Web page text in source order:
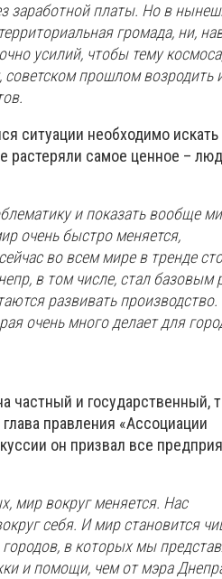
заработной платы. Но в
громада, ни,
усилий, чтобы тему
прошлом возродить
ситуации необходимо
растеряли самое ценное –
и показать вообще
очень быстро меняется,
во всем мире в тренде
в том числе, стал базовым
развивать производство.
очень много делает для
и государственный,
правления «Ассоциации
он призвал все
мир вокруг меняется. Нас
себя. И мир становится
в которых мы
и помощи, чем от мэра